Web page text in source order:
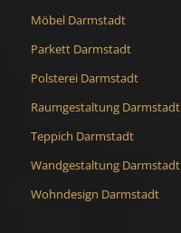
Möbel Darmstadt
Parkett Darmstadt
Polsterei Darmstadt
Raumgestaltung Darmstadt
Teppich Darmstadt
Wandgestaltung Darmstadt
Wohndesign Darmstadt